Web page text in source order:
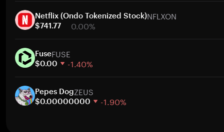
30 días
Capitalización de mercado
Netflix (Ondo Tokenized Stock)NFLXON
$741.77 0.00%
30 días
Capitalización de mercado
FuseFUSE
$0.00 -1.40%
30 días
Capitalización de mercado
Pepes DogZEUS
$0.00000000 -1.90%